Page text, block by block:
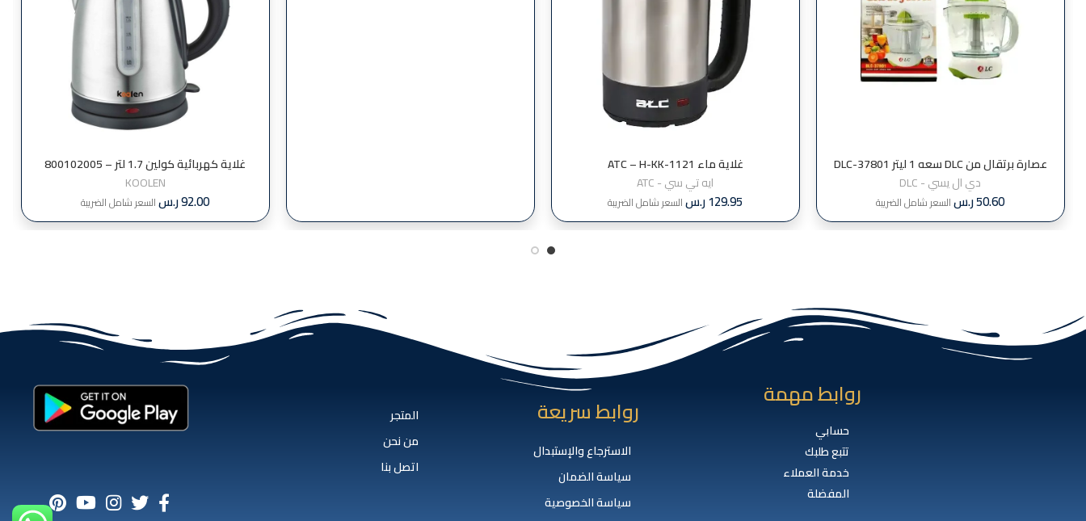
عصارة برتقال من DLC سعه 1 ليتر DLC-37801
دي ال يسي - DLC
50.60ر.سالسعر شامل الضريبة
غلاية ماء ATC – H-KK-1121
ايه تي سي - ATC
129.95ر.سالسعر شامل الضريبة
غلاية كهربائية كولين 1.7 لتر – 800102005
KOOLEN
92.00ر.سالسعر شامل الضريبة
روابط مهمة
حسابي
تتبع طلبك
خدمة العملاء
المفضلة
روابط سريعة
الاسترجاع والإستبدال
سياسة الضمان
سياسة الخصوصية
المتجر
من نحن
اتصل بنا